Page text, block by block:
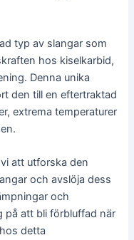
typ av slangar som
hos kiselkarbid,
Denna unika
den till en eftertraktad
extrema temperaturer
att utforska den
och avslöja dess
och
på att bli förbluffad när
detta